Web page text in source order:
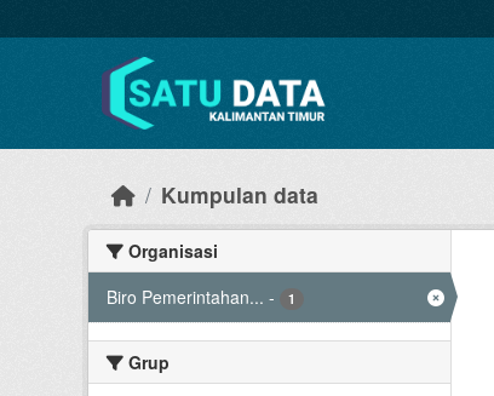
Kumpulan data
Organisasi
Biro Pemerintahan... - 1
Grup